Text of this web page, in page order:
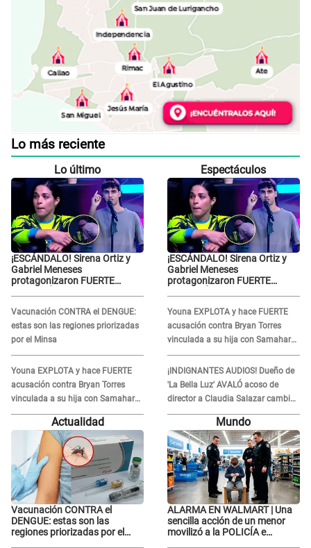
Lo más reciente
Lo último
¡ESCÁNDALO! Sirena Ortiz y
Gabriel Meneses
protagonizaron FUERTE
Vacunación CONTRA el DENGUE:
estas son las regiones priorizadas
por el Minsa
Youna EXPLOTA y hace FUERTE
acusación contra Bryan Torres
vinculada a su hija con Samahara
Lobatón: "Le volvió a..."
Espectáculos
¡ESCÁNDALO! Sirena Ortiz y
Gabriel Meneses
protagonizaron FUERTE
Youna EXPLOTA y hace FUERTE
acusación contra Bryan Torres
vinculada a su hija con Samahara
Lobatón: "Le volvió a..."
¡INDIGNANTES AUDIOS! Dueño de
'La Bella Luz' AVALÓ acoso de
director a Claudia Salazar cambio
de darle TEMAS musicales:
Actualidad
Vacunación CONTRA el
DENGUE: estas son las
regiones priorizadas por el
Mundo
ALARMA EN WALMART | Una
sencilla acción de un menor
movilizó a la POLICÍA e